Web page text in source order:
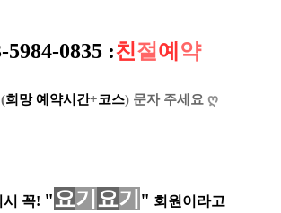
5984-0835 :친절 예 약
희망 예약시간+코스) 문자 주세요 ღ
꼭! "요기 요기 " 회원이라고